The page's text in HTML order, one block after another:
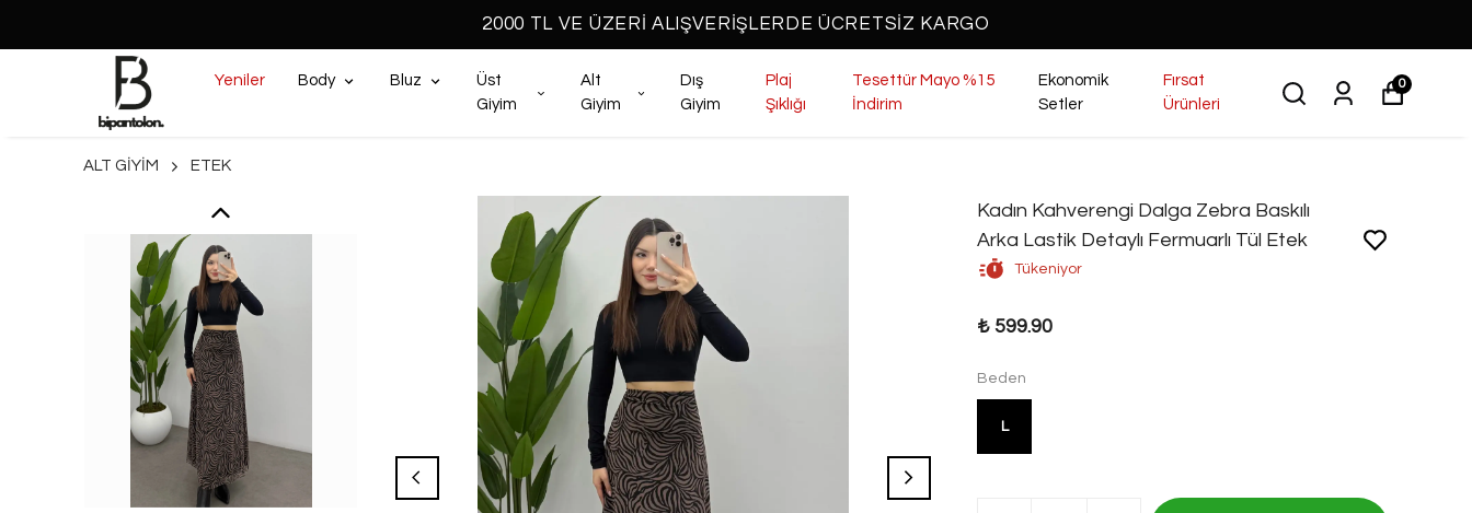
2000 TL VE ÜZERİ ALIŞVERİŞLERDE ÜCRETSİZ KARGO
Yeniler Body Bluz
Üst
Giyim
Alt
Giyim
Dış
Giyim
Plaj
Şıklığı
Tesettür Mayo %15
İndirim
Ekonomik
Setler
Fırsat
Ürünleri
0
ALT GİYİM ETEK
Kadın Kahverengi Dalga Zebra Baskılı
Arka Lastik Detaylı Fermuarlı Tül Etek
Tükeniyor
₺ 599.90
Beden
L